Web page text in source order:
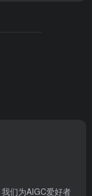
们为AIGC爱好者